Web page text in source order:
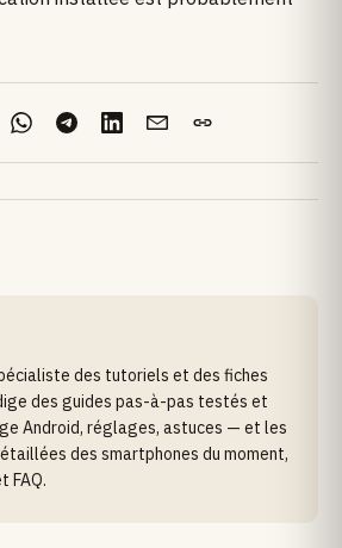
des tutoriels et des fiches
des guides pas-à-pas testés et
Android, réglages, astuces — et les
des smartphones du moment,
FAQ.